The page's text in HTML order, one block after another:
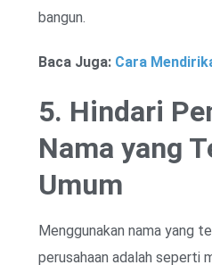
bangun.
Baca Juga: Cara
5. Hindari
Nama yang
Umum
Menggunakan nama yang
perusahaan adalah seperti